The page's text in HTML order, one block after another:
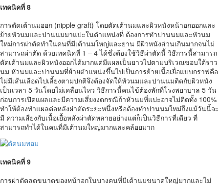
เทคนิคที่ 8
การตัดเต้านมออก (nipple graft) โดยตัดเต้านมและผิวหนังหน้าอกออกและ
ย้ายหัวนมและปานนมมาแปะในตำแหน่งที่ ต้องการทำปานนมและหัวนม
ใหม่การผ่าตัดทำในคนที่มีเต้านมใหญ่และยาน มีผิวหนังส่วนเกินมากจนไม่
สามารถผ่าตัด ด้วยเทคนิคที่ 1 – 4 ได้ซึ่งต้องใช้วิธีผ่าตัดนี้ วิธีการนี้สามารถ
ตัดเต้านมและผิวหนังออกได้มากแต่มีแผลเป็นยาวไปตามบริเวณขอบใต้ราว
นม หัวนมและปานนมที่ย้ายตำแหน่งขึ้นไปเป็นการย้ายเนื้อเยื่อแบบกราฟคือ
ไม่มีเส้นเลือดไปเลี้ยงตามปกติจึงต้องจัดให้หัวนมและปานนมติดกับผิวหนัง
เป็นเวลา 5 วันโดยไม่เคลื่อนไหว วิธีการนี้คนไข้ต้องพักที่โรงพยาบาล 5 วัน
ก่อนการเปิดแผลและมีความเสี่ยงงดกรณีถ้าหัวนมที่แปะอาจไม่ติดทั้ง 100%
ทำให้ต้องทำแผลต่อหลังผ่าตัดระยะหนึ่งหรือต้องทำปานนมใหม่ถึงแม้วันนี้จะ
มี ความเสี่ยงกับเนื้อเยื้อหลังผ่าตัดหลายอย่างแต่ก็เป็นวิธีการที่เดียว ที่
สามารถทำได้ในคนที่มีเต้านมใหญ่มากและคล้อยมาก
เทคนิคที่ 9
การผ่าตัดลดขนาดของหน้าอกในบางคนที่มีเต้านมขนาดใหญ่มากและไม่